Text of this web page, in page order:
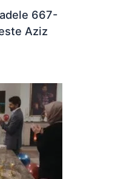
667-
Aziz